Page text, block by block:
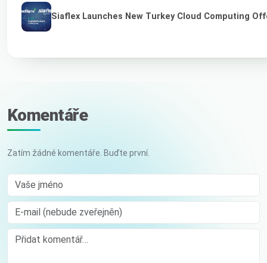
Siaflex Launches New Turkey Cloud Computing
Komentáře
Zatím žádné komentáře. Buďte první.
Vaše jméno
E-mail (nebude zveřejněn)
Comment